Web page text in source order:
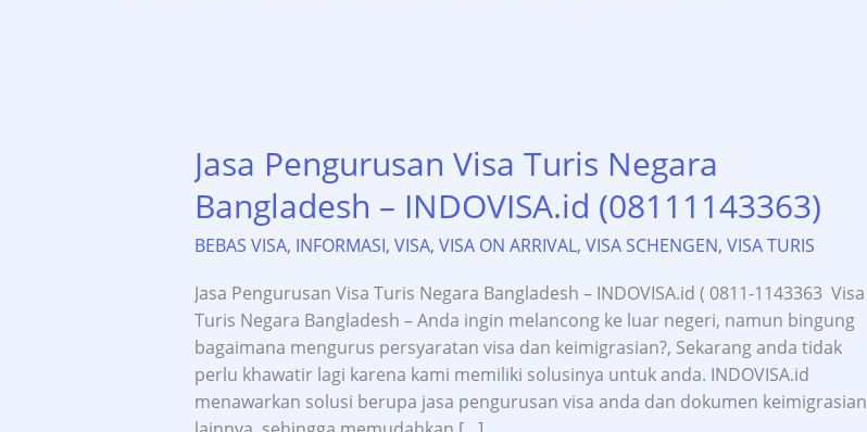
Jasa Pengurusan Visa Turis Negara
Bangladesh – INDOVISA.id (08111143363)
BEBAS VISA, INFORMASI, VISA, VISA ON ARRIVAL, VISA SCHENGEN, VISA TURIS
Jasa Pengurusan Visa Turis Negara Bangladesh – INDOVISA.id ( 0811-1143363 Visa
Turis Negara Bangladesh – Anda ingin melancong ke luar negeri, namun bingung
bagaimana mengurus persyaratan visa dan keimigrasian?, Sekarang anda tidak
perlu khawatir lagi karena kami memiliki solusinya untuk anda. INDOVISA.id
menawarkan solusi berupa jasa pengurusan visa anda dan dokumen keimigrasian